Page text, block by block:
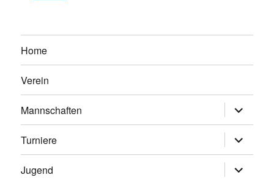
Home
Verein
Mannschaften
anzeigen
Turniere
anzeigen
Jugend
anzeigen